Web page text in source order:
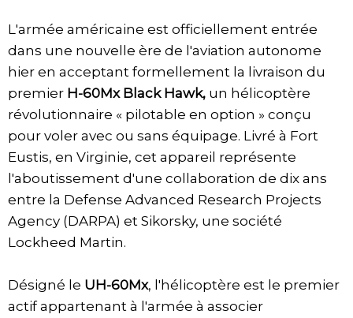
L'armée américaine est officiellement entrée
dans une nouvelle ère de l'aviation autonome
hier en acceptant formellement la livraison du
premier H-60Mx Black Hawk, un hélicoptère
révolutionnaire « pilotable en option » conçu
pour voler avec ou sans équipage. Livré à Fort
Eustis, en Virginie, cet appareil représente
l'aboutissement d'une collaboration de dix ans
entre la Defense Advanced Research Projects
Agency (DARPA) et Sikorsky, une société
Lockheed Martin.
Désigné le UH-60Mx, l'hélicoptère est le premier
actif appartenant à l'armée à associer